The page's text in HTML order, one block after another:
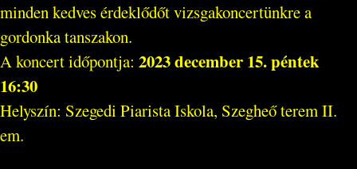
minden kedves érdeklődőt vizsgakoncertünkre a
gordonka tanszakon.
A koncert időpontja: 2023 december 15. péntek
16:30
Helyszín: Szegedi Piarista Iskola, Szegheő terem II.
em.